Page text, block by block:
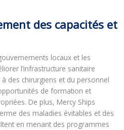
des capacités et
locaux et les
l’infrastructure sanitaire
à des chirurgiens et du personnel
de formation et
De plus, Mercy Ships
des maladies évitables et des
en menant des programmes